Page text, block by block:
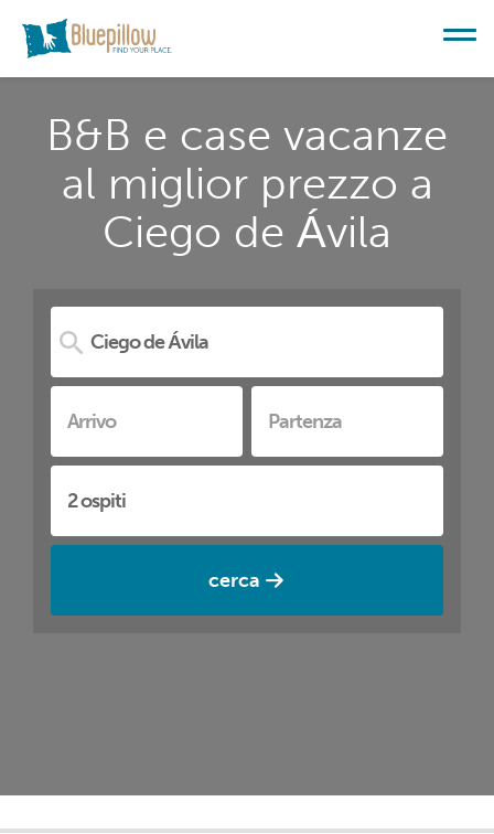
B&B e case vacanze
al miglior prezzo a
Ciego de Ávila
cerca